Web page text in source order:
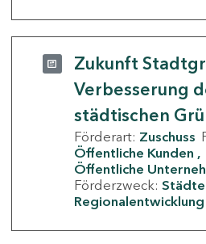
Zukunft
Verbesserung
städtischen
Förderart: Zuschuss
Öffentliche Kunden
Öffentliche
Förderzweck:
Regionalentwicklung